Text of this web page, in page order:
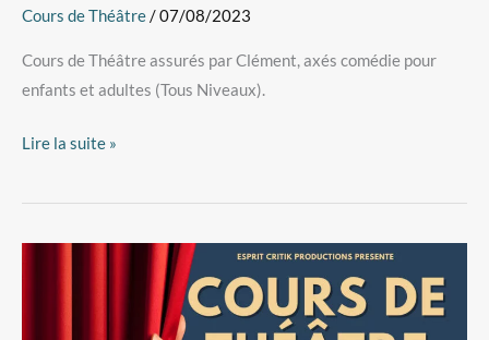
Cours de Théâtre/07/08/2023
Cours de Théâtre assurés par Clément, axés comédie pour
enfants et adultes (Tous Niveaux).
Lire la suite »